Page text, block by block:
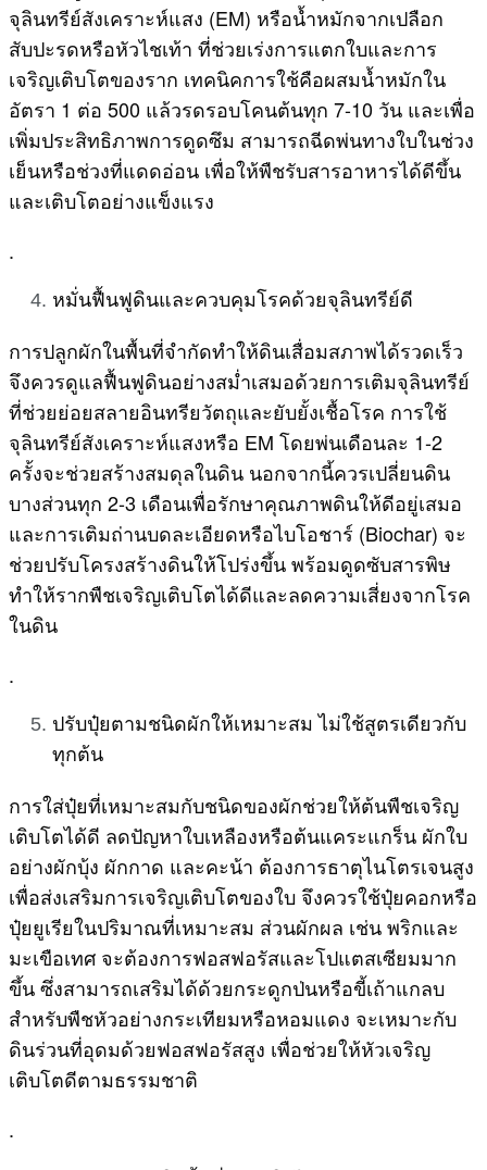
จุลินทรีย์สังเคราะห์แสง (EM) หรือน้ำหมักจากเปลือก
สับปะรดหรือหัวไชเท้า ที่ช่วยเร่งการแตกใบและการ
เจริญเติบโตของราก เทคนิคการใช้คือผสมน้ำหมักใน
อัตรา 1 ต่อ 500 แล้วรดรอบโคนต้นทุก 7-10 วัน และเพื่อ
เพิ่มประสิทธิภาพการดูดซึม สามารถฉีดพ่นทางใบในช่วง
เย็นหรือช่วงที่แดดอ่อน เพื่อให้พืชรับสารอาหารได้ดีขึ้น
และเติบโตอย่างแข็งแรง
.
หมั่นฟื้นฟูดินและควบคุมโรคด้วยจุลินทรีย์ดี
การปลูกผักในพื้นที่จำกัดทำให้ดินเสื่อมสภาพได้รวดเร็ว
จึงควรดูแลฟื้นฟูดินอย่างสม่ำเสมอด้วยการเติมจุลินทรีย์
ที่ช่วยย่อยสลายอินทรียวัตถุและยับยั้งเชื้อโรค การใช้
จุลินทรีย์สังเคราะห์แสงหรือ EM โดยพ่นเดือนละ 1-2
ครั้งจะช่วยสร้างสมดุลในดิน นอกจากนี้ควรเปลี่ยนดิน
บางส่วนทุก 2-3 เดือนเพื่อรักษาคุณภาพดินให้ดีอยู่เสมอ
และการเติมถ่านบดละเอียดหรือไบโอชาร์ (Biochar) จะ
ช่วยปรับโครงสร้างดินให้โปร่งขึ้น พร้อมดูดซับสารพิษ
ทำให้รากพืชเจริญเติบโตได้ดีและลดความเสี่ยงจากโรค
ในดิน
.
ปรับปุ๋ยตามชนิดผักให้เหมาะสม ไม่ใช้สูตรเดียวกับ
ทุกต้น
การใส่ปุ๋ยที่เหมาะสมกับชนิดของผักช่วยให้ต้นพืชเจริญ
เติบโตได้ดี ลดปัญหาใบเหลืองหรือต้นแคระแกร็น ผักใบ
อย่างผักบุ้ง ผักกาด และคะน้า ต้องการธาตุไนโตรเจนสูง
เพื่อส่งเสริมการเจริญเติบโตของใบ จึงควรใช้ปุ๋ยคอกหรือ
ปุ๋ยยูเรียในปริมาณที่เหมาะสม ส่วนผักผล เช่น พริกและ
มะเขือเทศ จะต้องการฟอสฟอรัสและโปแตสเซียมมาก
ขึ้น ซึ่งสามารถเสริมได้ด้วยกระดูกป่นหรือขี้เถ้าแกลบ
สำหรับพืชหัวอย่างกระเทียมหรือหอมแดง จะเหมาะกับ
ดินร่วนที่อุดมด้วยฟอสฟอรัสสูง เพื่อช่วยให้หัวเจริญ
เติบโตดีตามธรรมชาติ
.